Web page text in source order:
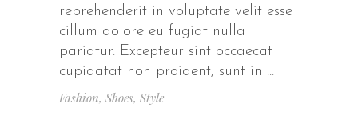
reprehenderit in voluptate velit esse
cillum dolore eu fugiat nulla
pariatur. Excepteur sint occaecat
cupidatat non proident, sunt in
Fashion, Shoes, Style